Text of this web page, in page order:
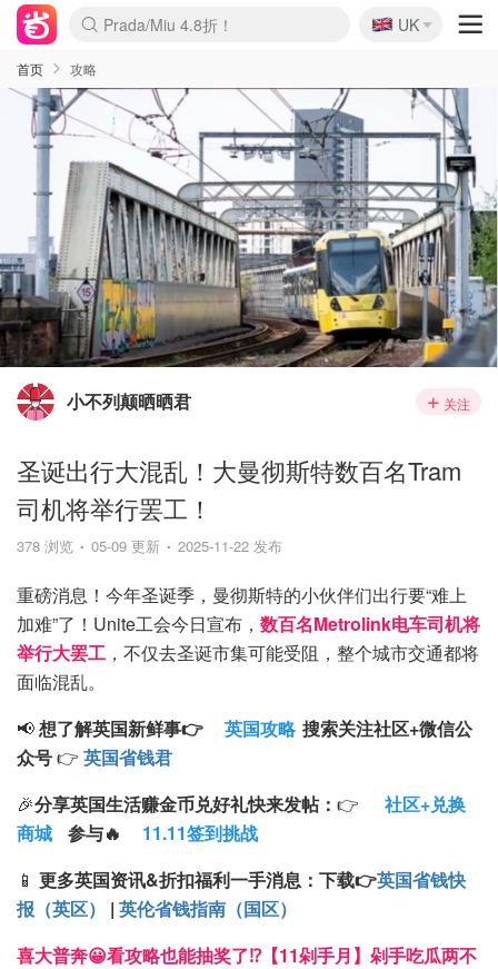
Prada/Miu 4.8折！
🇬🇧
UK
首页 攻略
小不列颠晒晒君 关注
圣诞出行大混乱！大曼彻斯特数百名Tram
司机将举行罢工！
378 浏览 05-09 更新 2025-11-22 发布
重磅消息！今年圣诞季，曼彻斯特的小伙伴们出行要“难上
加难”了！Unite工会今日宣布， 数百名Metrolink电车司机将
举行大罢工 ，不仅去圣诞市集可能受阻，整个城市交通都将
面临混乱。
📢想了解英国新鲜事👉 英国攻略 搜索关注社区+微信公
众号👉 英国省钱君
🎉分享英国生活赚金币兑好礼快来发帖： 👉
社区+兑换
商城 参与🔥
11.11签到挑战
📱 更多英国资讯&折扣福利一手消息： 下载👉英国省钱快
报（英区）
| 英伦省钱指南（国区）
喜大普奔😀看攻略也能抽奖了⁉️【11剁手月】剁手吃瓜两不